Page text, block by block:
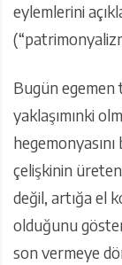
eylemlerini
Bugün egemen
yaklaşımınki
çelişkinin üreten
değil, artığa el
olduğunu
son vermeye